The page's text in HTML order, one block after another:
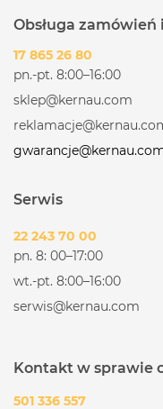
Obsługa
17 865 26 80
pn.-pt. 8:00–16:00
sklep@kernau.com
Serwis
22 243 70 00
pn. 8: 00–17:00
wt.-pt. 8:00–16:00
serwis@kernau.com
Kontakt w sprawie
501 336 557